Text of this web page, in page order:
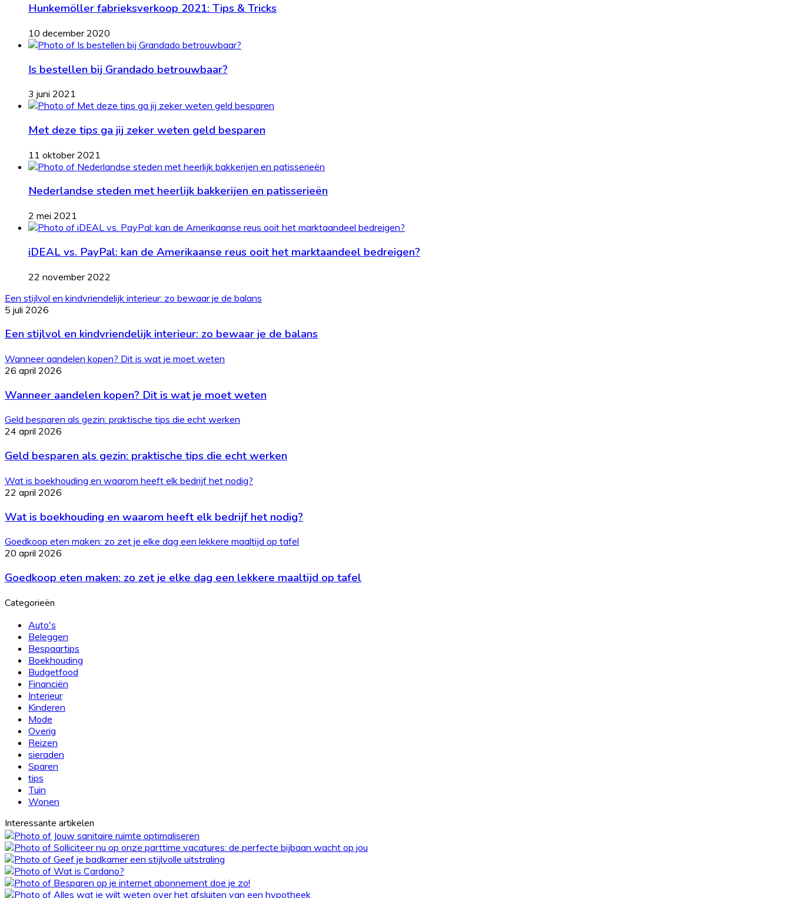
Hunkemöller fabrieksverkoop 2021: Tips & Tricks
10 december 2020
Is bestellen bij Grandado betrouwbaar?
3 juni 2021
Met deze tips ga jij zeker weten geld besparen
11 oktober 2021
Nederlandse steden met heerlijk bakkerijen en patisserieën
2 mei 2021
iDEAL vs. PayPal: kan de Amerikaanse reus ooit het marktaandeel bedreigen?
22 november 2022
Een stijlvol en kindvriendelijk interieur: zo bewaar je de balans
5 juli 2026
Een stijlvol en kindvriendelijk interieur: zo bewaar je de balans
Wanneer aandelen kopen? Dit is wat je moet weten
26 april 2026
Wanneer aandelen kopen? Dit is wat je moet weten
Geld besparen als gezin: praktische tips die echt werken
24 april 2026
Geld besparen als gezin: praktische tips die echt werken
Wat is boekhouding en waarom heeft elk bedrijf het nodig?
22 april 2026
Wat is boekhouding en waarom heeft elk bedrijf het nodig?
Goedkoop eten maken: zo zet je elke dag een lekkere maaltijd op tafel
20 april 2026
Goedkoop eten maken: zo zet je elke dag een lekkere maaltijd op tafel
Categorieën
Auto's
Beleggen
Bespaartips
Boekhouding
Budgetfood
Financiën
Interieur
Kinderen
Mode
Overig
Reizen
sieraden
Sparen
tips
Tuin
Wonen
Interessante artikelen